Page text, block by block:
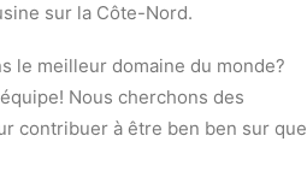
sur la Côte-Nord.
le meilleur domaine du monde?
Nous cherchons des
contribuer à être ben ben sur que